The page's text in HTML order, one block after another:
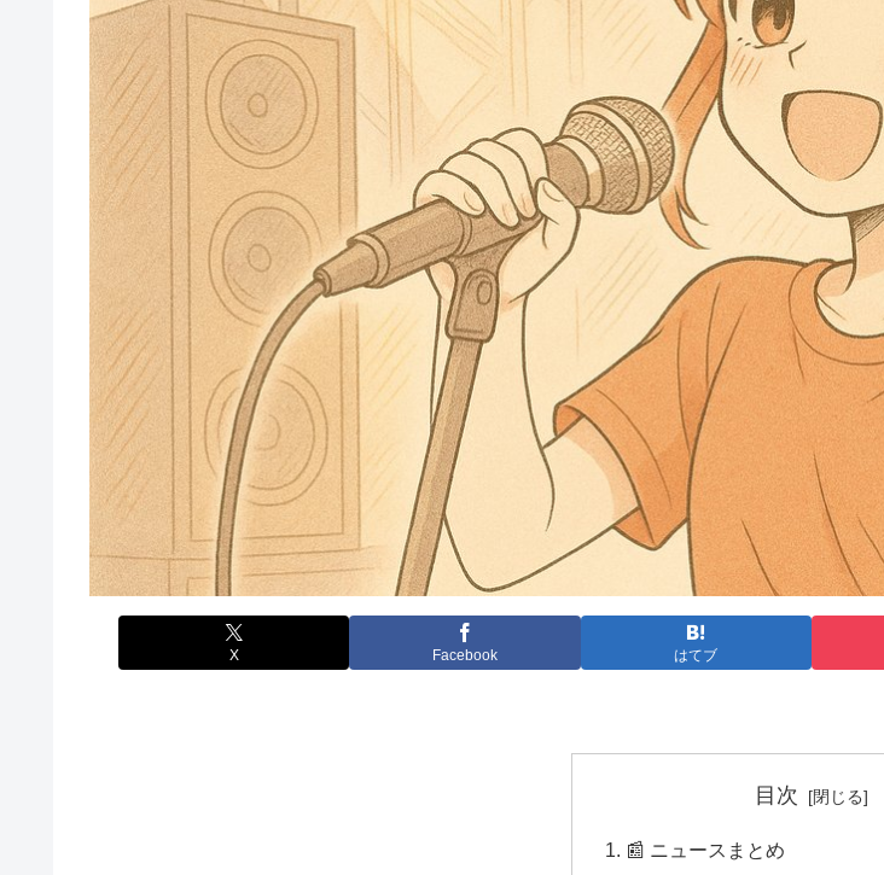
X Facebook はてブ
目次
📰 ニュースまとめ